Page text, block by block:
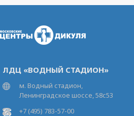
ЛДЦ «ВОДНЫЙ СТАДИОН»
м. Водный стадион,
Ленинградское шоссе, 58с53
+7 (495) 783-57-00